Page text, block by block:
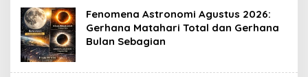
Fenomena Astronomi Agustus 2026:
Gerhana Matahari Total dan Gerhana
Bulan Sebagian